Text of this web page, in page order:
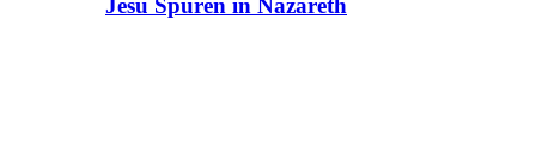
Jesu Spuren in Nazareth